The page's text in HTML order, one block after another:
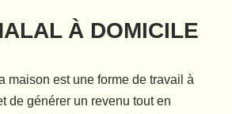
À DOMICILE
maison est une forme de travail à
de générer un revenu tout en